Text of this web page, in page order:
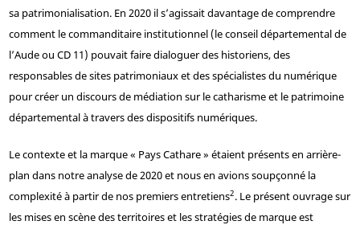
sa patrimonialisation. En 2020 il s’agissait davantage de comprendre
comment le commanditaire institutionnel (le conseil départemental de
l’Aude ou CD 11) pouvait faire dialoguer des historiens, des
responsables de sites patrimoniaux et des spécialistes du numérique
pour créer un discours de médiation sur le catharisme et le patrimoine
départemental à travers des dispositifs numériques.
Le contexte et la marque « Pays Cathare » étaient présents en arrière-
plan dans notre analyse de 2020 et nous en avions soupçonné la
complexité à partir de nos premiers entretiens2. Le présent ouvrage sur
les mises en scène des territoires et les stratégies de marque est